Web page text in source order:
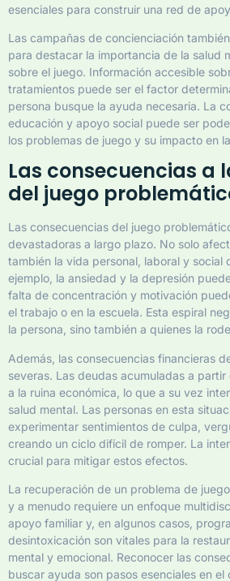
esenciales para construir una red de
Las campañas de concienciación
para destacar la importancia de la salud
sobre el juego. Información accesible
tratamientos puede ser el factor
persona busque la ayuda necesaria. La
educación y apoyo social puede ser
los problemas de juego y su impacto en
Las consecuencias a
del juego
Las consecuencias del juego
devastadoras a largo plazo. No solo
también la vida personal, laboral y social
ejemplo, la ansiedad y la depresión
falta de concentración y motivación
el trabajo o en la escuela. Esta espiral
la persona, sino también a quienes la
Además, las consecuencias financieras
severas. Las deudas acumuladas a
a la ruina económica, lo que a su vez
salud mental. Las personas en esta
experimentar sentimientos de culpa,
creando un ciclo difícil de romper. La
crucial para mitigar estos efectos.
La recuperación de un problema de
y a menudo requiere un enfoque
apoyo familiar y, en algunos casos,
desintoxicación son vitales para la
mental y emocional. Reconocer las
buscar ayuda son pasos esenciales en el